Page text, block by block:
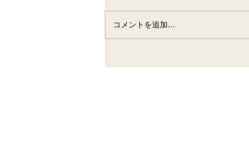
コメントを追加…